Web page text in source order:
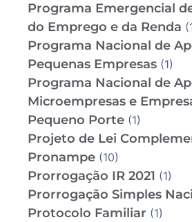
Programa Emergencial
do Emprego e da Renda
Programa Nacional de
Pequenas Empresas (1)
Programa Nacional de
Microempresas e
Pequeno Porte (1)
Projeto de Lei
Pronampe (10)
Prorrogação IR 2021 (1)
Prorrogação Simples
Protocolo Familiar (1)